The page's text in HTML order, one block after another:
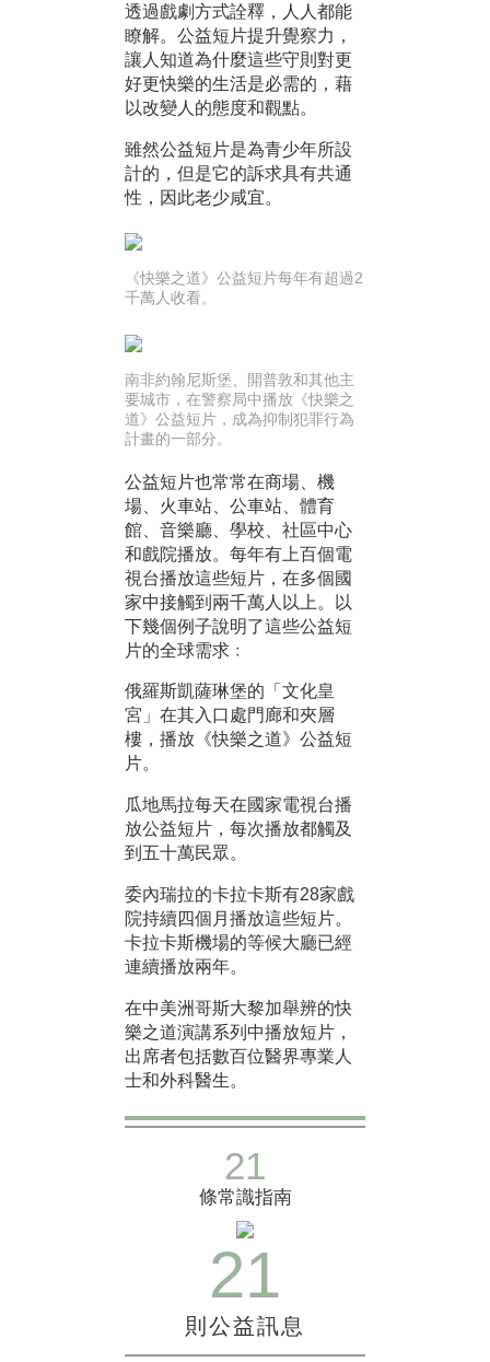
透過戲劇方式詮釋，人人都能
瞭解。公益短片提升覺察力，
讓人知道為什麼這些守則對更
好更快樂的生活是必需的，藉
以改變人的態度和觀點。
雖然公益短片是為青少年所設
計的，但是它的訴求具有共通
性，因此老少咸宜。
《快樂之道》公益短片每年有超過2
千萬人收看。
南非約翰尼斯堡、開普敦和其他主
要城市，在警察局中播放《快樂之
道》公益短片，成為抑制犯罪行為
計畫的一部分。
公益短片也常常在商場、機
場、火車站、公車站、體育
館、音樂廳、學校、社區中心
和戲院播放。每年有上百個電
視台播放這些短片，在多個國
家中接觸到兩千萬人以上。以
下幾個例子說明了這些公益短
片的全球需求﹕
俄羅斯凱薩琳堡的「文化皇
宮」在其入口處門廊和夾層
樓，播放《快樂之道》公益短
片。
瓜地馬拉每天在國家電視台播
放公益短片，每次播放都觸及
到五十萬民眾。
委內瑞拉的卡拉卡斯有28家戲
院持續四個月播放這些短片。
卡拉卡斯機場的等候大廳已經
連續播放兩年。
在中美洲哥斯大黎加舉辨的快
樂之道演講系列中播放短片，
出席者包括數百位醫界專業人
士和外科醫生。
21
條常識指南
21
則公益訊息